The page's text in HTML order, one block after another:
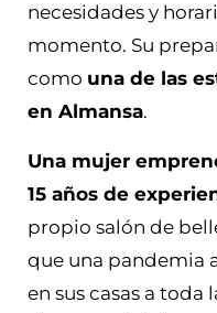
necesidades y
momento. Su
como una de las
en Almansa.
Una mujer
15 años de
propio salón de
que una pandemia
en sus casas a toda